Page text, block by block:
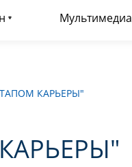
Мультимедиа
КАРЬЕРЫ"